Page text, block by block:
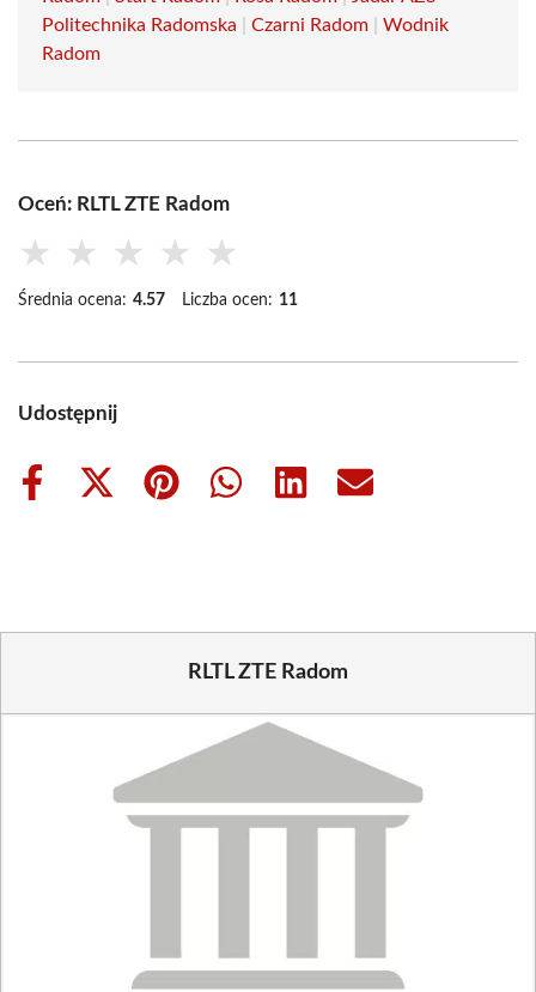
Politechnika Radomska
Czarni Radom
Wodnik
Radom
Oceń: RLTL ZTE Radom
★ ★ ★ ★ ★
Średnia ocena: 4.57 Liczba ocen: 11
Udostępnij
Share
Share
Share
Share
Share
Share
RLTL ZTE Radom